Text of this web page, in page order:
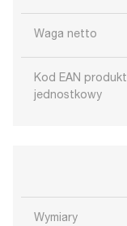
Waga netto
Kod EAN produkt
jednostkowy
Wymiary